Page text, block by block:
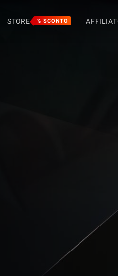
STORE % SCONTO